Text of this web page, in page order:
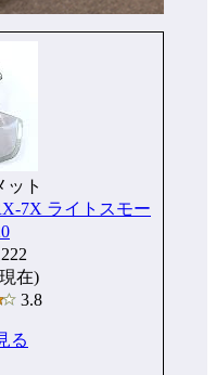
ット
7X ライトスモー
在)
3.8
る